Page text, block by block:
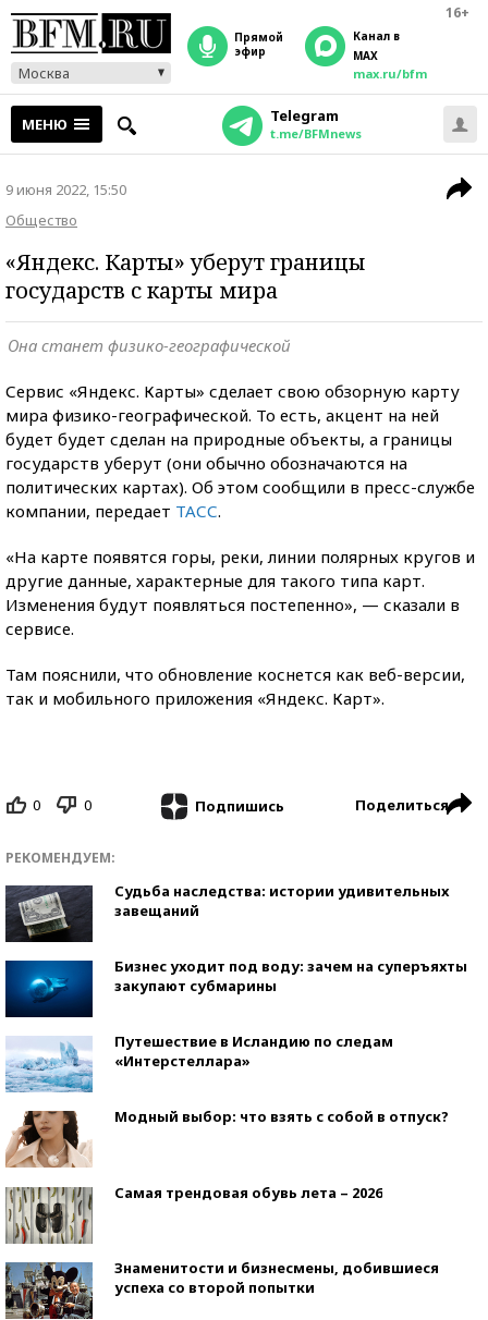
16+
Москва
прямой
эфир
Канал в
MAX
max.ru/bfm
МЕНЮ Telegram
t.me/BFMnews
9 июня 2022, 15:50
Общество
«Яндекс. Карты» уберут границы
государств с карты мира
Она станет физико-географической
Сервис «Яндекс. Карты» сделает свою обзорную карту
мира физико-географической. То есть, акцент на ней
будет будет сделан на природные объекты, а границы
государств уберут (они обычно обозначаются на
политических картах). Об этом сообщили в пресс-службе
компании, передает ТАСС.
«На карте появятся горы, реки, линии полярных кругов и
другие данные, характерные для такого типа карт.
Изменения будут появляться постепенно», — сказали в
сервисе.
Там пояснили, что обновление коснется как веб-версии,
так и мобильного приложения «Яндекс. Карт».
0 0 Подпишись Поделиться
РЕКОМЕНДУЕМ:
Судьба наследства: истории удивительных
завещаний
Бизнес уходит под воду: зачем на суперъяхты
закупают субмарины
Путешествие в Исландию по следам
«Интерстеллара»
Модный выбор: что взять с собой в отпуск?
Самая трендовая обувь лета – 2026
Знаменитости и бизнесмены, добившиеся
успеха со второй попытки